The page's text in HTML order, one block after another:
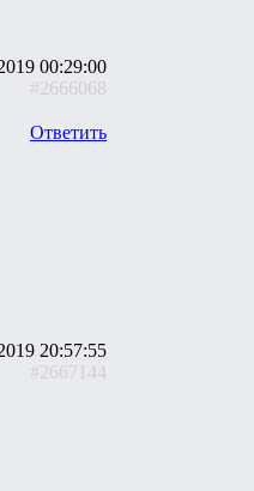
00:29:00
#2666068
Ответить
20:57:55
#2667144